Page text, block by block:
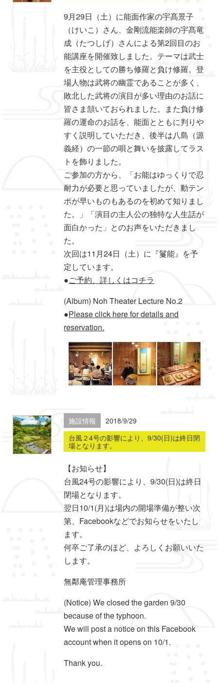
9月29日（土）に能面作家の宇髙景子
（けいこ）さん、金剛流能楽師の宇髙竜
成（たつしげ）さんによる第2回目のお
能講座を開催致しました。テーマは武士
を主役としての勝ち修羅と負け修羅。登
場人物は武将の幽霊であることが多く、
敗北した武将の演目が多い理由のお話に
皆さま頷いておられました。また負け修
羅の運命のお話を、能面とともに判りや
すく説明していただき、後半は八島（源
義経）の一節の唄と舞いを披露してラス
トを飾りました。
ご参加の方から、「お能はゆっくりで忍
耐力が必要と思っていましたが、動テン
ポが早いものもあるのを初めて知りまし
た。」「演目の主人公の独特な人生話が
面白かった」とのお声をいただきまし
た。
次回は11月24日（土）に『鬘能』を予
定しています。
●ご予約、詳しくはコチラ
(Album) Noh Theater Lecture No.2
●Please click here for details and
reservation.
施設情報
2018/9/29
台風２4号の影響により、9/30(日)は終日閉
場となります。
【お知らせ】
台風24号の影響により、9/30(日)は終日
閉場となります。
翌日10/1(月)は場内の開場準備が整い次
第、Facebookなどでお知らせをいたし
ます。
何卒ご了承のほど、よろしくお願いいた
します。
無鄰庵管理事務所
(Notice) We closed the garden 9/30
because of the typhoon.
We will post a notice on this Facebook
account when it opens on 10/1.
Thank you.